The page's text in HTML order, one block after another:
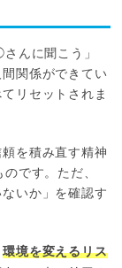
んに聞こう」
関係ができてい
リセットされま
を積み直す精神
です。ただ、
いか」を確認す
環境を変えるリス